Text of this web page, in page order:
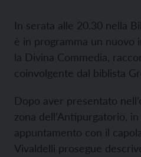
In serata alle 20.30 nella
è in programma un nuovo
la Divina Commedia,
coinvolgente dal biblista
Dopo aver presentato
zona dell’Antipurgatorio,
appuntamento con il
Vivaldelli prosegue